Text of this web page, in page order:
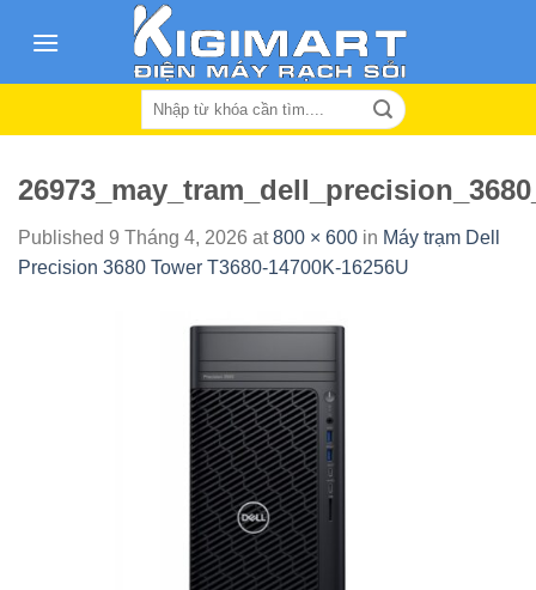
Search
Published 9 Tháng 4, 2026 at800 × 600 in Máy trạm Dell
Precision 3680 Tower T3680-14700K-16256U